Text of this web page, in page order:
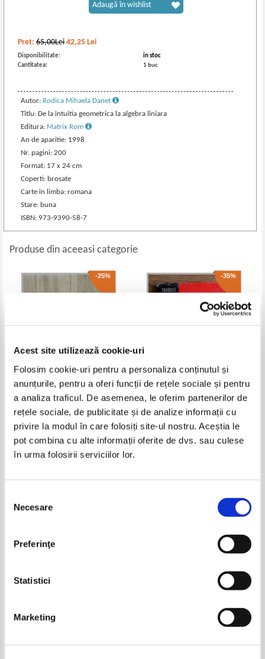
Acest site utilizează cookie-uri
Folosim cookie-uri pentru a personaliza conținutul și
anunțurile, pentru a oferi funcții de rețele sociale și pentru
a analiza traficul. De asemenea, le oferim partenerilor de
rețele sociale, de publicitate și de analize informații cu
privire la modul în care folosiți site-ul nostru. Aceștia le
pot combina cu alte informații oferite de dvs. sau culese
în urma folosirii serviciilor lor.
consimțământului
Necesare
Preferinţe
Statistici
Marketing
Pret:65,00Lei 42,25 Lei
Disponibilitate:
in stoc
Cantitatea:
1 buc
Autor: Rodica Mihaela Danet
Titlu: De la intuitia geometrica la algebra liniara
Editura: Matrix Rom
An de aparitie: 1998
Nr. pagini: 200
Format: 17 x 24 cm
Coperti: brosate
Carte in limba: romana
Stare: buna
ISBN: 973-9390-58-7
Adaugă în wishlist
Produse din aceeasi categorie
-25%
Anton Negrila - Matematica,
clasa a VIII-a. Algebra,
geometrie (2 volume)
Pret: 60,00Lei 45,00 Lei
Adaugă în coș
-35%
V. Ditkine - Transformations
integrales et calcul operationnel
Pret:50,00Lei 32,50 Lei
Adaugă în coș
Pret:
diferentiala proiectiva. Teoria
Lei